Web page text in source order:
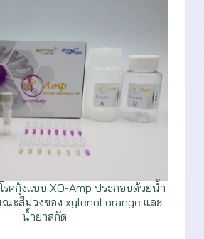
รคกุ้งแบบ XO-Amp ประกอบด้วยน้ำ
ะสีม่วงของ xylenol orange และ
น้ำยาสกัด